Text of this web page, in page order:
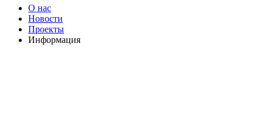
О нас
Новости
Проекты
Информация